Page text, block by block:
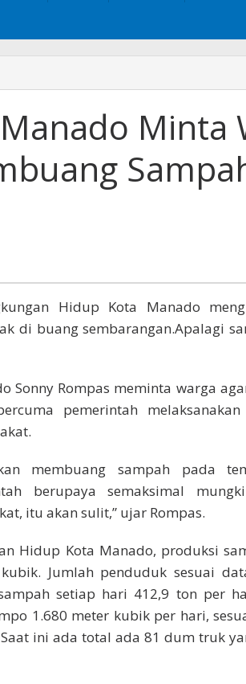
Minta
Hidup Kota Manado
di buang sembarangan.Apalagi
Sonny Rompas meminta warga
pemerintah
membuang sampah pada
berupaya semaksimal
itu akan sulit,” ujar Rompas.
Hidup Kota Manado, produksi
Jumlah penduduk sesuai
setiap hari 412,9 ton per
1.680 meter kubik per hari,
ini ada total ada 81 dum truk